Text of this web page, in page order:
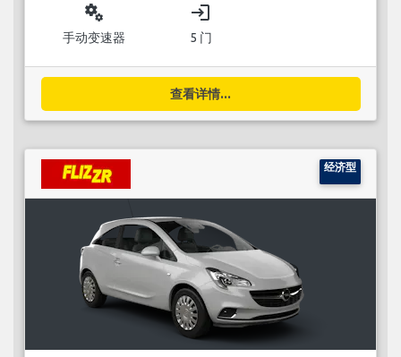
miscellaneous_services
手动变速器
login
5 门
查看详情...
经济型